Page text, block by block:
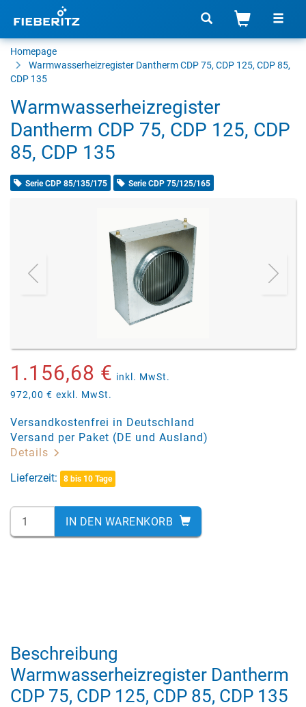
Homepage
Warmwasserheizregister Dantherm CDP 75, CDP 125, CDP 85,
CDP 135
Warmwasserheizregister
Dantherm CDP 75, CDP 125, CDP
85, CDP 135
Serie CDP 85/135/175 Serie CDP 75/125/165
1.156,68 € inkl. MwSt.
972,00 € exkl. MwSt.
Versandkostenfrei in Deutschland
Versand per Paket (DE und Ausland)
Details
Lieferzeit:
8 bis 10 Tage
IN DEN WARENKORB
Beschreibung
Warmwasserheizregister Dantherm
CDP 75, CDP 125, CDP 85, CDP 135